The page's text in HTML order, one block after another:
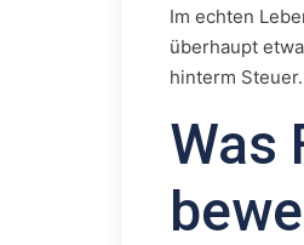
Im echten
überhaupt
hinterm Steuer.
Was